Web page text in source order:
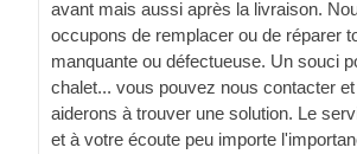
avant mais aussi après la livraison.
occupons de remplacer ou de réparer
manquante ou défectueuse. Un souci
chalet... vous pouvez nous contacter
aiderons à trouver une solution. Le
et à votre écoute peu importe